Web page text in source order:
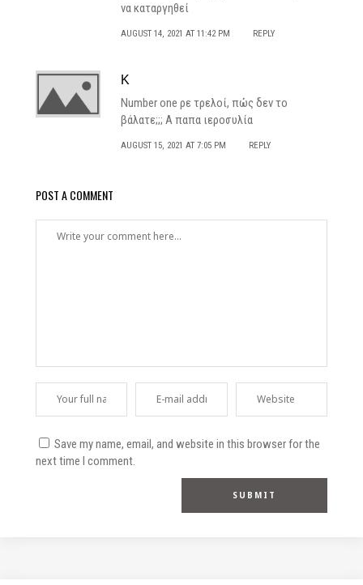
να καταργηθεί
AUGUST 14, 2021 AT 11:42 PM REPLY
Κ
Number one ρε τρελοί, πώς δεν το
βάλατε;;; Α παπα ιεροσυλία
AUGUST 15, 2021 AT 7:05 PM REPLY
POST A COMMENT
Save my name, email, and website in this browser for the
next time I comment.